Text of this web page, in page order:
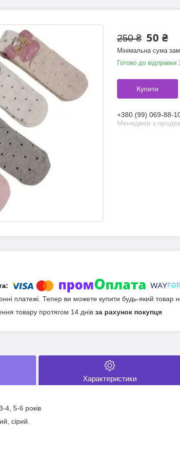
250 ₴ 50 ₴
Мінімальна сума
Готово до відправки
Купити
+380 (99) 069-88-
Менеджер з
платежі. Тепер ви можете купити будь-який товар
товару протягом 14 днів за рахунок покупця
Характеристики
4, 5-6 років
сірий.